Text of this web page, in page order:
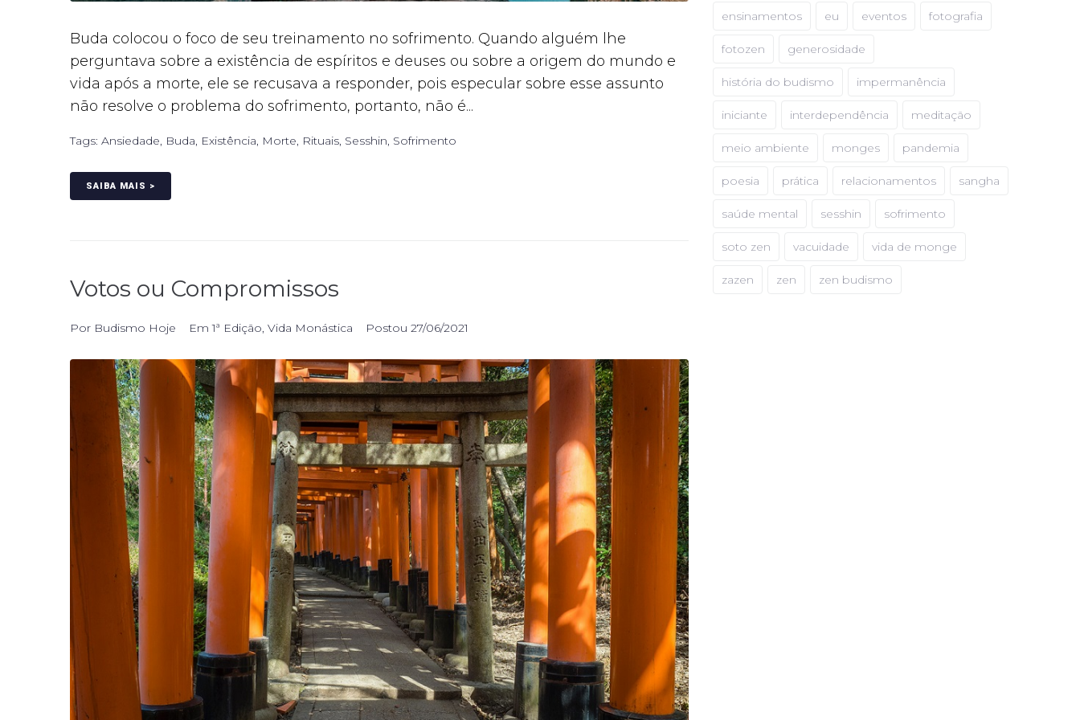
Buda colocou o foco de seu treinamento no sofrimento. Quando alguém lhe
perguntava sobre a existência de espíritos e deuses ou sobre a origem do mundo e
vida após a morte, ele se recusava a responder, pois especular sobre esse assunto
não resolve o problema do sofrimento, portanto, não é...
Tags: Ansiedade, Buda, Existência, Morte, Rituais, Sesshin, Sofrimento
SAIBA MAIS >
Votos ou Compromissos
Por Budismo Hoje Em1ª Edição, Vida Monástica Postou 27/06/2021
ensinamentos eu eventos fotografia
fotozen generosidade
história do budismo impermanência
iniciante interdependência meditação
meio ambiente monges pandemia
poesia prática relacionamentos sangha
saúde mental sesshin sofrimento
soto zen vacuidade vida de monge
zazen zen zen budismo